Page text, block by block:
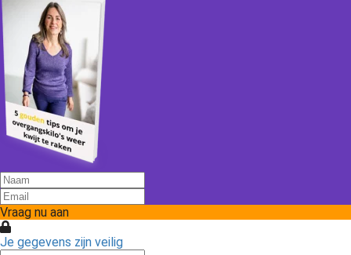
Vraag nu aan
Je gegevens zijn veilig